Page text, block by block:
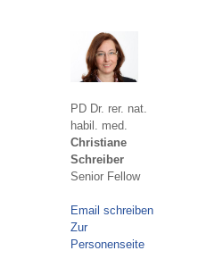
PD Dr. rer. nat.
habil. med.
Christiane
Schreiber
Senior Fellow
Email schreiben
Zur
Personenseite